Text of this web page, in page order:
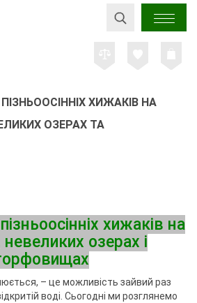
ХИЖАКІВ НА
ОЗЕРАХ ТА
хижаків на
невеликих озерах і
– це можливість зайвий раз
воді. Сьогодні ми розглянемо